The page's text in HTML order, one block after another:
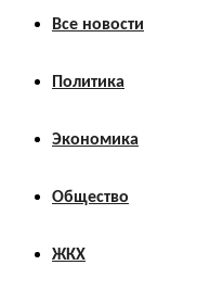
Все новости
Политика
Экономика
Общество
ЖКХ